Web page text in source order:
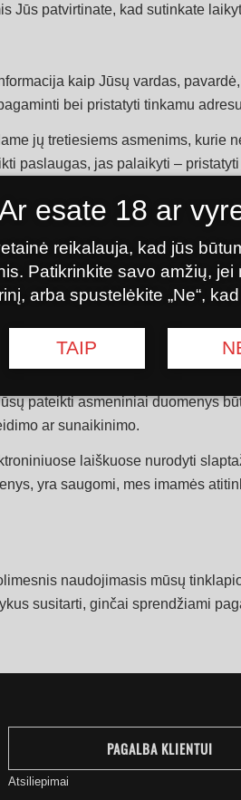
Jūs patvirtinate, kad sutinkate
kaip Jūsų vardas,
bei pristatyti tinkamu
jų tretiesiems asmenims, kurie
paslaugas, jas palaikyti –
faktūrą ir pan.
ar asmenimis, išskyrus tam
apmokėjimus (pvz. mokėjimai.lt).
Jūsų asmeniniai duomenys
sutinka, kad mes galime rinkti,
pateikti asmeniniai duomenys
ar sunaikinimo.
laiškuose nurodyti
yra saugomi, mes imamės
naudojimasis mūsų
susitarti, ginčai sprendžiami
PAGALBA KLIENTUI
Atsiliepimai
esate 18 ar
reikalauja, kad jūs
Patikrinkite savo amžių, jei
arba spustelėkite „Ne“,
TAIP